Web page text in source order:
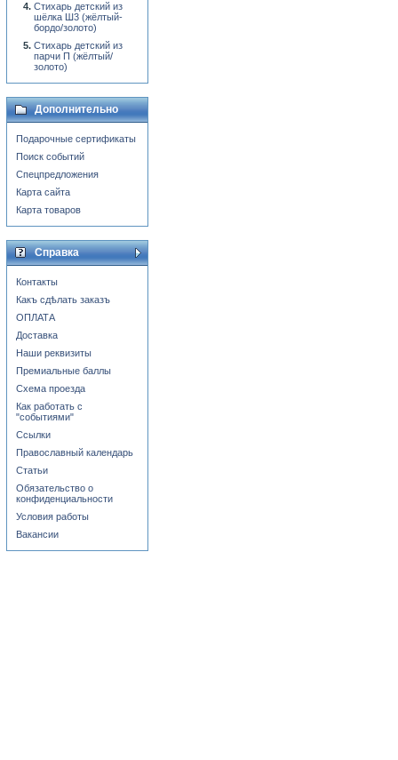
Стихарь детский из
шёлка Ш3 (жёлтый-
бордо/золото)
Стихарь детский из
парчи П (жёлтый/
золото)
Дополнительно
Подарочные сертификаты
Поиск событий
Спецпредложения
Карта сайта
Карта товаров
Справка
Контакты
Какъ сдѣлать заказъ
ОПЛАТА
Доставка
Наши реквизиты
Премиальные баллы
Схема проезда
Как работать с
"событиями"
Ссылки
Православный календарь
Статьи
Обязательство о
конфиденциальности
Условия работы
Вакансии